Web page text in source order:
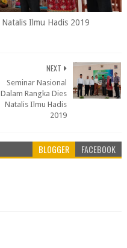
Ilmu Hadis 2019
NEXT
Seminar Nasional
Dalam Rangka Dies
Natalis Ilmu Hadis
2019
BLOGGER FACEBOOK